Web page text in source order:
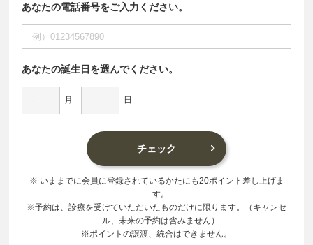
あなたの電話番号をご入力ください。
あなたの誕生日を選んでください。
月 日
※ いままでに会員に登録されているかたにも20ポイント差し上げま
す。
※予約は、診療を受けていただいたものだけに限ります。（キャンセ
ル、未来の予約は含みません）
※ポイントの譲渡、統合はできません。